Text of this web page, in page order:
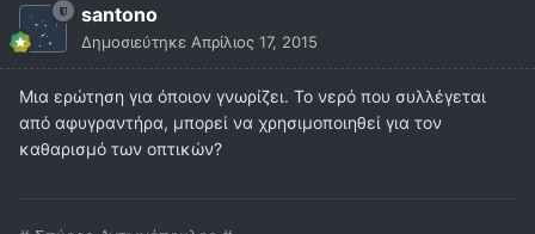
santono
Δημοσιεύτηκε Απρίλιος 17, 2015
Μια ερώτηση για όποιον γνωρίζει. Το νερό που συλλέγεται
από αφυγραντήρα, μπορεί να χρησιμοποιηθεί για τον
καθαρισμό των οπτικών?